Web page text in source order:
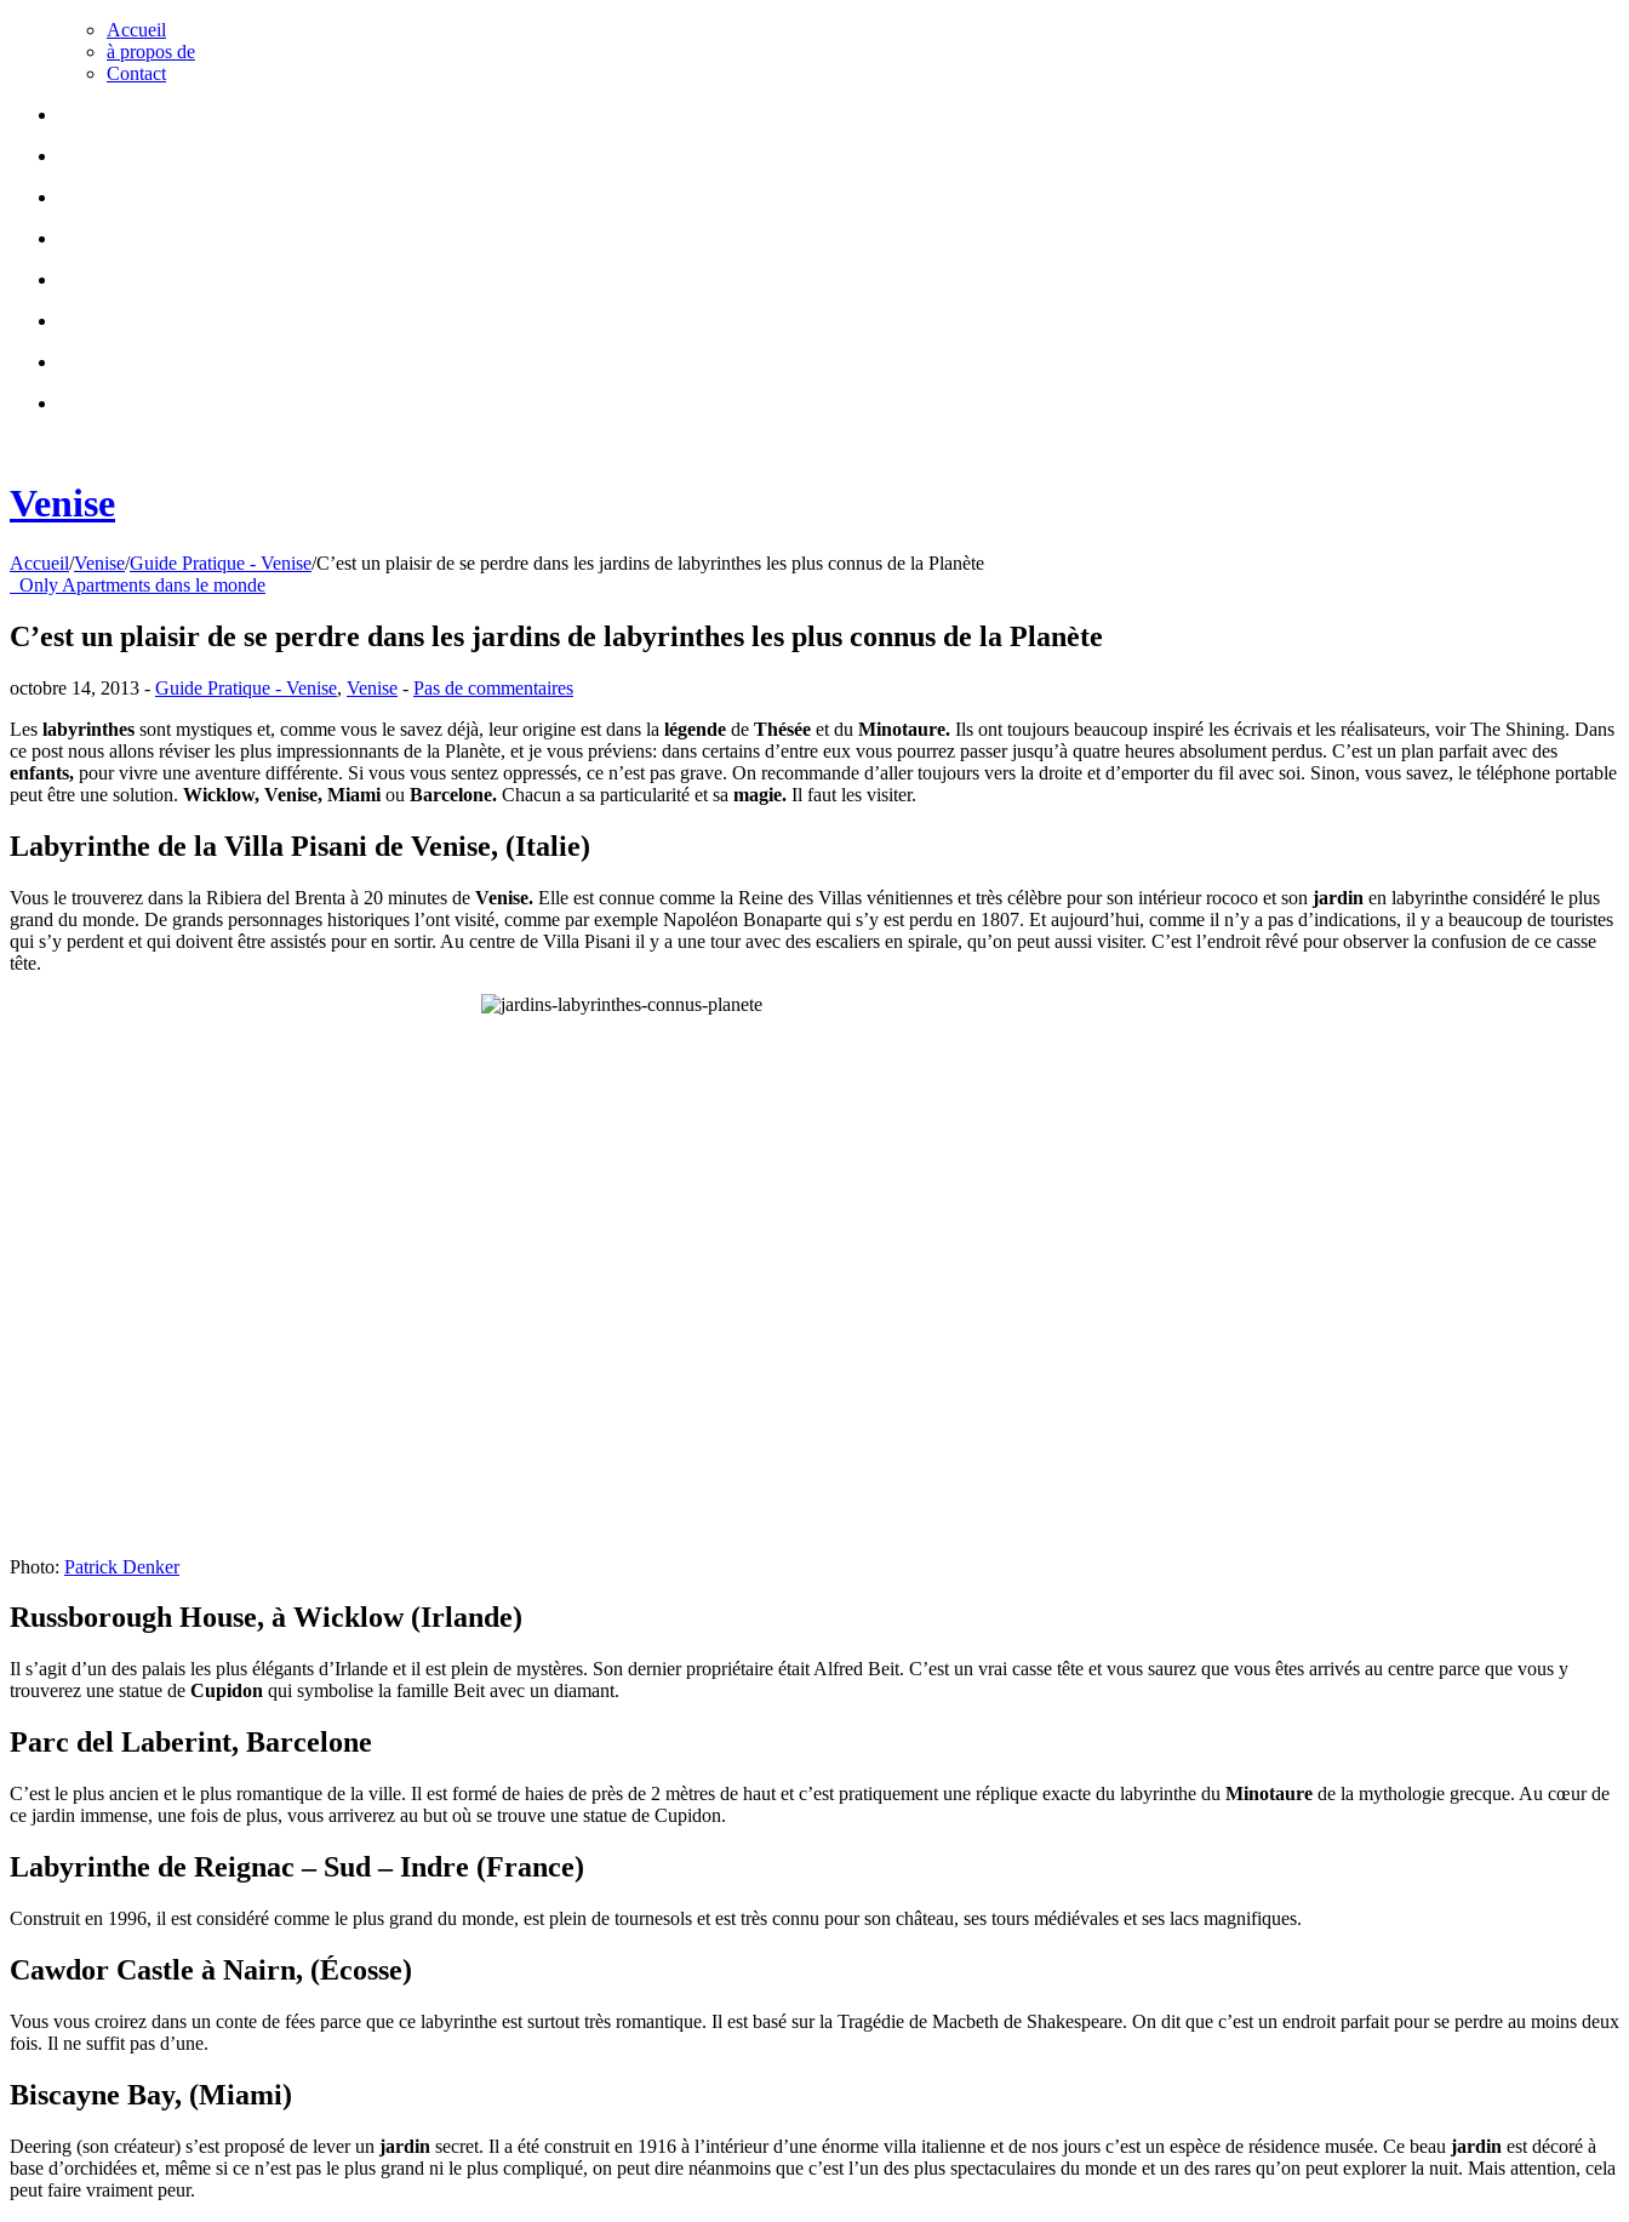
Accueil
à propos de
Contact
Venise
Accueil/Venise/Guide Pratique - Venise/C’est un plaisir de se perdre dans les jardins de labyrinthes les plus connus de la Planète
Only Apartments dans le monde
C’est un plaisir de se perdre dans les jardins de labyrinthes les plus connus de la Planète
octobre 14, 2013 - Guide Pratique - Venise, Venise - Pas de commentaires
Les labyrinthes sont mystiques et, comme vous le savez déjà, leur origine est dans la légende de Thésée et du Minotaure. Ils ont toujours beaucoup inspiré les écrivais et les réalisateurs, voir The Shining. Dans
ce post nous allons réviser les plus impressionnants de la Planète, et je vous préviens: dans certains d’entre eux vous pourrez passer jusqu’à quatre heures absolument perdus. C’est un plan parfait avec des
enfants, pour vivre une aventure différente. Si vous vous sentez oppressés, ce n’est pas grave. On recommande d’aller toujours vers la droite et d’emporter du fil avec soi. Sinon, vous savez, le téléphone portable
peut être une solution. Wicklow, Venise, Miami ou Barcelone. Chacun a sa particularité et sa magie. Il faut les visiter.
Labyrinthe de la Villa Pisani de Venise, (Italie)
Vous le trouverez dans la Ribiera del Brenta à 20 minutes de Venise. Elle est connue comme la Reine des Villas vénitiennes et très célèbre pour son intérieur rococo et son jardin en labyrinthe considéré le plus
grand du monde. De grands personnages historiques l’ont visité, comme par exemple Napoléon Bonaparte qui s’y est perdu en 1807. Et aujourd’hui, comme il n’y a pas d’indications, il y a beaucoup de touristes
qui s’y perdent et qui doivent être assistés pour en sortir. Au centre de Villa Pisani il y a une tour avec des escaliers en spirale, qu’on peut aussi visiter. C’est l’endroit rêvé pour observer la confusion de ce casse
tête.
Photo: Patrick Denker
Russborough House, à Wicklow(Irlande)
Il s’agit d’un des palais les plus élégants d’Irlande et il est plein de mystères. Son dernier propriétaire était Alfred Beit. C’est un vrai casse tête et vous saurez que vous êtes arrivés au centre parce que vous y
trouverez une statue de Cupidon qui symbolise la famille Beit avec un diamant.
Parc del Laberint, Barcelone
C’est le plus ancien et le plus romantique de la ville. Il est formé de haies de près de 2 mètres de haut et c’est pratiquement une réplique exacte du labyrinthe du Minotaure de la mythologie grecque. Au cœur de
ce jardin immense, une fois de plus, vous arriverez au but où se trouve une statue de Cupidon.
Labyrinthe de Reignac – Sud – Indre (France)
Construit en 1996, il est considéré comme le plus grand du monde, est plein de tournesols et est très connu pour son château, ses tours médiévales et ses lacs magnifiques.
Cawdor Castle à Nairn, (Écosse)
Vous vous croirez dans un conte de fées parce que ce labyrinthe est surtout très romantique. Il est basé sur la Tragédie de Macbeth de Shakespeare. On dit que c’est un endroit parfait pour se perdre au moins deux
fois. Il ne suffit pas d’une.
Biscayne Bay, (Miami)
Deering (son créateur) s’est proposé de lever un jardin secret. Il a été construit en 1916 à l’intérieur d’une énorme villa italienne et de nos jours c’est un espèce de résidence musée. Ce beau jardin est décoré à
base d’orchidées et, même si ce n’est pas le plus grand ni le plus compliqué, on peut dire néanmoins que c’est l’un des plus spectaculaires du monde et un des rares qu’on peut explorer la nuit. Mais attention, cela
peut faire vraiment peur.